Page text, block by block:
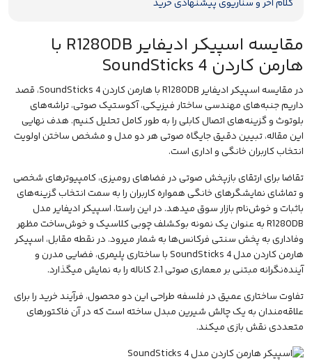
کلام آخر و سناریوی پیشنهادی خرید
مقایسه اسپیکر ادیفایر R1280DB با
هارمن کاردن SoundSticks 4
در مقایسه اسپیکر ادیفایر R1280DB با هارمن کاردن SoundSticks 4، قصد
داریم جنبه‌های مهندسی ساختار فیزیکی، آکوستیک صوتی، تراشه‌های
بلوتوث و گزینه‌های اتصال کابلی را به طور کامل تحلیل کنیم. هدف نهایی
این مقاله، تبیین دقیق جایگاه صوتی هر دو مدل و مشخص ساختن اولویت
انتخاب کاربران خانگی و اداری است.
تقاضا برای ارتقای بازپخش صوتی در فضاهای رومیزی، کامپیوتر‌های شخصی
و تماشای نمایشگرهای خانگی همواره کاربران را به سمت انتخاب گزینه‌های
باثبات و خوش‌نام بازار سوق میدهد. در این راستا،اسپیکر ادیفایر مدل
R1280DBبه عنوان یک نمونه بوکشلف چوبی کلاسیک و خوش‌ساخت مظهر
وفاداری به پخش سنتی فرکانس‌ها به شمار میرود. در نقطه مقابل،اسپیکر
هارمن کاردن مدل SoundSticks 4
با ساختاری پلیمری، فضایی مدرن و
آینده‌نگرانه مبتنی بر معماری صوتی 2.1 کاناله را به نمایش میگذارد.
تفاوت ساختاری عمیق در فلسفه طراحی این دو محصول، فرآیند خرید را برای
علاقه‌مندان به یک چالش شیرین مبدل ساخته است که در آن فاکتورهای
متعددی نقش بازی میکند.